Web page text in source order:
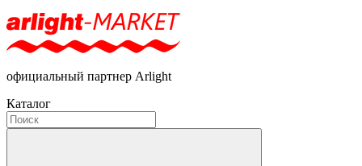
официальный партнер Arlight
Каталог